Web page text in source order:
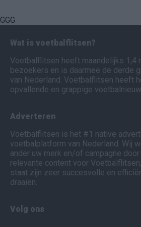
GGG
Wat is voetbalflitsen?
Voetbalflitsen heeft maandelijks 1,4
bezoekers en is daarmee de derde
van Nederland. Voetbalflitsen heeft
opvallende en grappige
Adverteren
Voetbalflitsen is het #1 native
voetbalplatform van Nederland. Wij
ander uw merk en/of campagne
relevante content voor
staat zijn zeer succesvolle en
draaien.
Volg ons